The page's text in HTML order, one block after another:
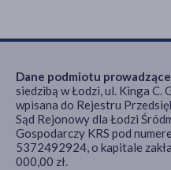
Dane podmiotu
siedzibą w Łodzi, ul. Kinga
wpisana do Rejestru
Sąd Rejonowy dla Łodzi
Gospodarczy KRS pod
5372492924, o kapitale
000,00 zł.